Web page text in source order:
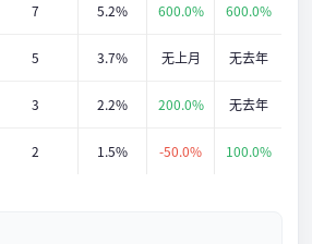
7 5.2% 600.0% 600.0%
5 3.7% 无上月 无去年
3 2.2% 200.0% 无去年
2 1.5% -50.0% 100.0%